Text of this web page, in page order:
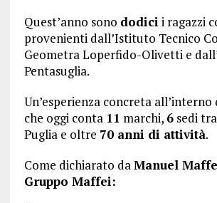
Quest’anno sono dodici i ragazzi
provenienti dall’Istituto Tecnico
Geometra Loperfido-Olivetti e
Pentasuglia.
Un’esperienza concreta
che oggi conta 11 marchi, 6sedi
Puglia e oltre 70 anni di attività.
Come dichiarato daManuel
Gruppo Maffei: